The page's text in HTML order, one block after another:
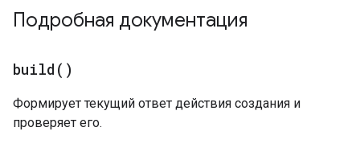
Подробная документация
build( )
Формирует текущий ответ действия создания и
проверяет его.